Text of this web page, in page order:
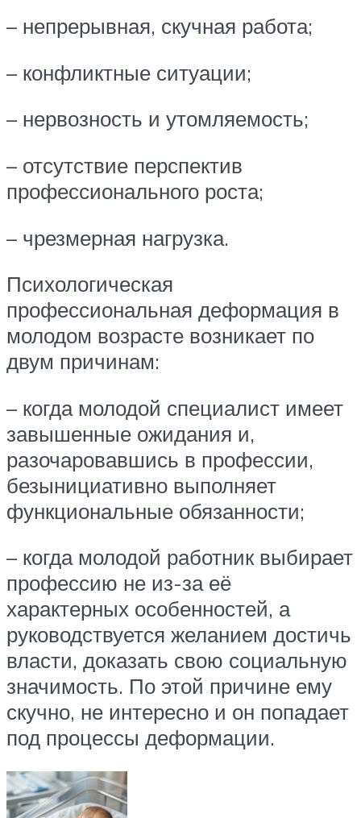
– непрерывная, скучная работа;
– конфликтные ситуации;
– нервозность и утомляемость;
– отсутствие перспектив
профессионального роста;
– чрезмерная нагрузка.
Психологическая
профессиональная деформация в
молодом возрасте возникает по
двум причинам:
– когда молодой специалист имеет
завышенные ожидания и,
разочаровавшись в профессии,
безынициативно выполняет
функциональные обязанности;
– когда молодой работник выбирает
профессию не из-за её
характерных особенностей, а
руководствуется желанием достичь
власти, доказать свою социальную
значимость. По этой причине ему
скучно, не интересно и он попадает
под процессы деформации.